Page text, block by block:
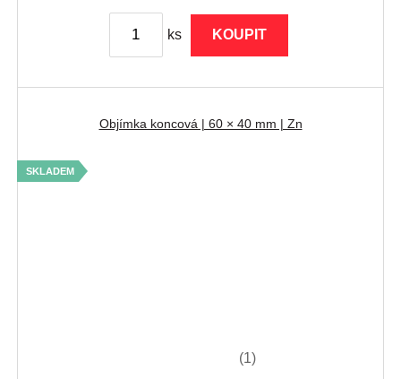
ks KOUPIT
Objímka koncová | 60 × 40 mm | Zn
SKLADEM
(1)